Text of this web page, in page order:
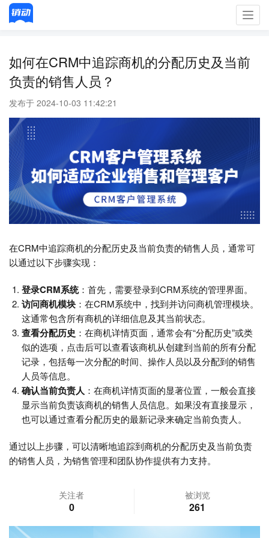
如何在CRM中追踪商机的分配历史及当前
负责的销售人员？
发布于 2024-10-03 11:42:21
在CRM中追踪商机的分配历史及当前负责的销售人员，通常可
以通过以下步骤实现：
登录CRM系统：首先，需要登录到CRM系统的管理界面。
访问商机模块 ：在CRM系统中，找到并访问商机管理模块。
这通常包含所有商机的详细信息及其当前状态。
查看分配历史 ：在商机详情页面，通常会有“分配历史”或类
似的选项，点击后可以查看该商机从创建到当前的所有分配
记录，包括每一次分配的时间、操作人员以及分配到的销售
人员等信息。
确认当前负责人 ：在商机详情页面的显著位置，一般会直接
显示当前负责该商机的销售人员信息。如果没有直接显示，
也可以通过查看分配历史的最新记录来确定当前负责人。
通过以上步骤，可以清晰地追踪到商机的分配历史及当前负责
的销售人员，为销售管理和团队协作提供有力支持。
关注者
0
被浏览
261